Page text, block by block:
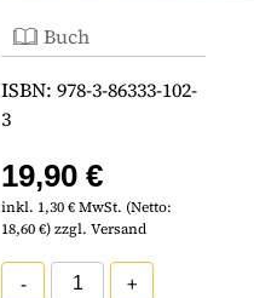
Buch
ISBN: 978-3-86333-102-
3
19,90 €
inkl. 1,30 € MwSt. (Netto:
18,60 €) zzgl. Versand
- +